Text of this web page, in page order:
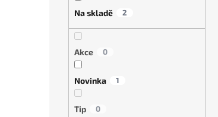
Na skladě 2
Akce 0
Novinka 1
Tip 0